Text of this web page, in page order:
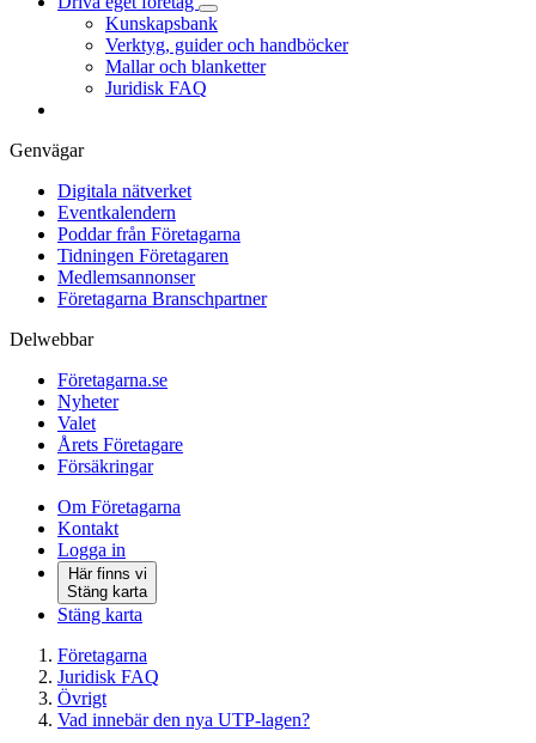
Kunskapsbank
Verktyg, guider och handböcker
Mallar och blanketter
Juridisk FAQ
Genvägar
Digitala nätverket
Eventkalendern
Poddar från Företagarna
Tidningen Företagaren
Medlemsannonser
Företagarna Branschpartner
Delwebbar
Företagarna.se
Nyheter
Valet
Årets Företagare
Försäkringar
Om Företagarna
Kontakt
Logga in
Här finns vi
Stäng karta
Stäng karta
Företagarna
Juridisk FAQ
Övrigt
Vad innebär den nya UTP-lagen?